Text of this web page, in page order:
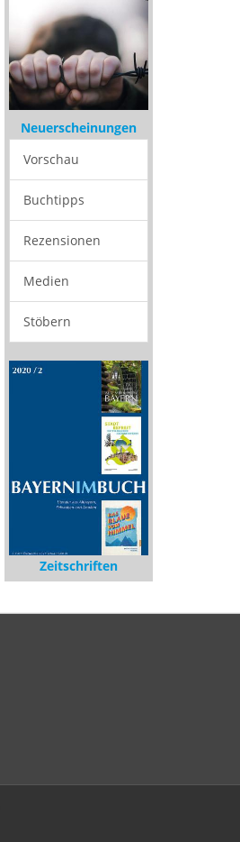
Neuerscheinungen
Vorschau
Buchtipps
Rezensionen
Medien
Stöbern
Zeitschriften